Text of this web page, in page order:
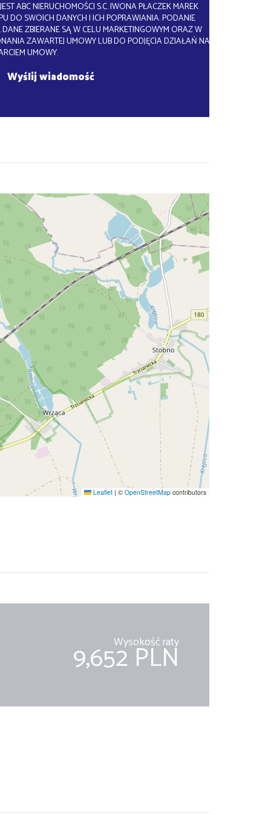
ABC NIERUCHOMOŚCI S.C. IWONA PŁACZEK MAREK
DO SWOICH DANYCH I ICH POPRAWIANIA. PODANIE
ZBIERANE SĄ W CELU MARKETINGOWYM ORAZ W
ZAWARTEJ UMOWY LUB DO PODJĘCIA DZIAŁAŃ NA
UMOWY.
Leaflet | © OpenStreetMap contributors
Wysokość raty
9,652 PLN